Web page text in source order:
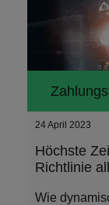
24 April 2023
Höchste
Richtlinie
Wie